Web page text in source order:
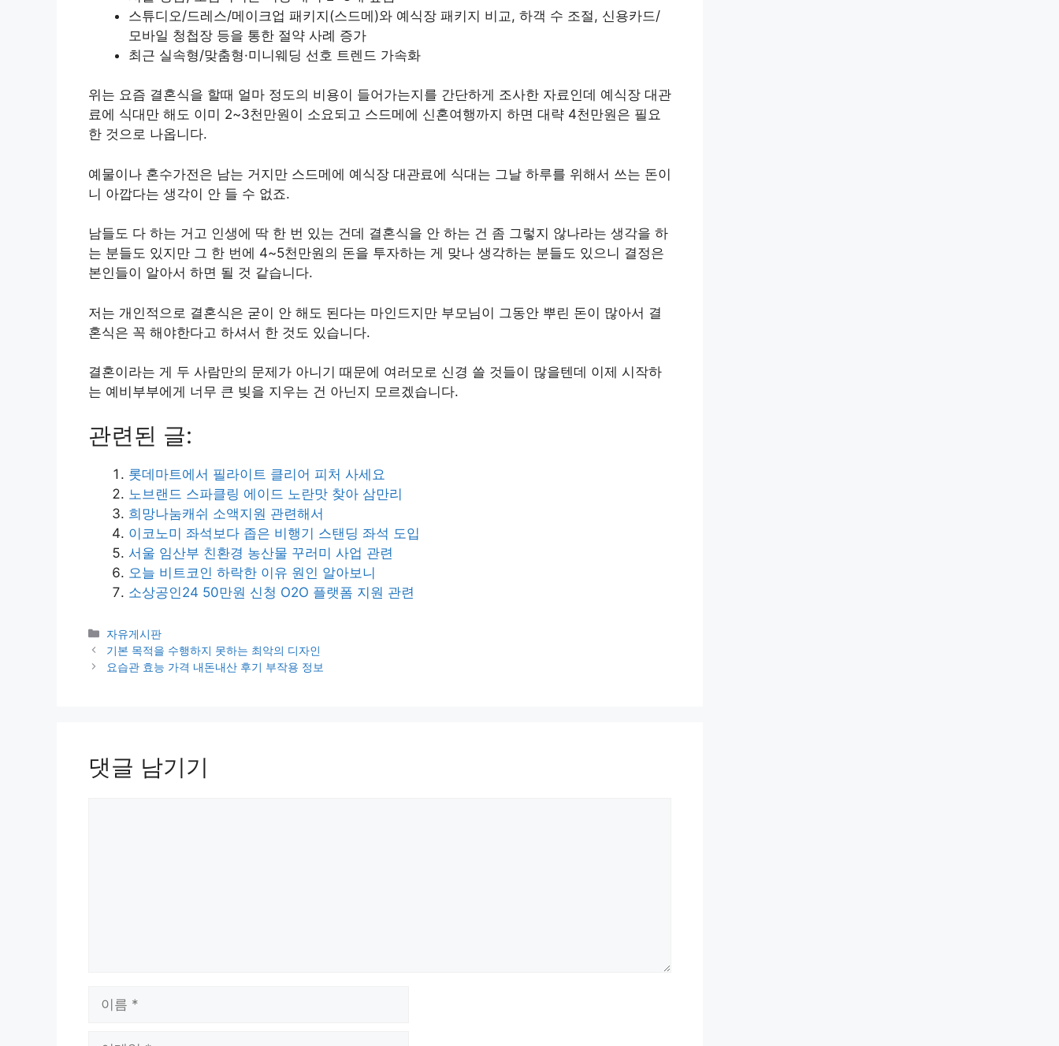
스튜디오/드레스/메이크업 패키지(스드메)와 예식장 패키지 비교, 하객 수 조절, 신용카드/
모바일 청첩장 등을 통한 절약 사례 증가
최근 실속형/맞춤형·미니웨딩 선호 트렌드 가속화
위는 요즘 결혼식을 할때 얼마 정도의 비용이 들어가는지를 간단하게 조사한 자료인데 예식장 대관
료에 식대만 해도 이미 2~3천만원이 소요되고 스드메에 신혼여행까지 하면 대략 4천만원은 필요
한 것으로 나옵니다.
예물이나 혼수가전은 남는 거지만 스드메에 예식장 대관료에 식대는 그날 하루를 위해서 쓰는 돈이
니 아깝다는 생각이 안 들 수 없죠.
남들도 다 하는 거고 인생에 딱 한 번 있는 건데 결혼식을 안 하는 건 좀 그렇지 않나라는 생각을 하
는 분들도 있지만 그 한 번에 4~5천만원의 돈을 투자하는 게 맞나 생각하는 분들도 있으니 결정은
본인들이 알아서 하면 될 것 같습니다.
저는 개인적으로 결혼식은 굳이 안 해도 된다는 마인드지만 부모님이 그동안 뿌린 돈이 많아서 결
혼식은 꼭 해야한다고 하셔서 한 것도 있습니다.
결혼이라는 게 두 사람만의 문제가 아니기 때문에 여러모로 신경 쓸 것들이 많을텐데 이제 시작하
는 예비부부에게 너무 큰 빚을 지우는 건 아닌지 모르겠습니다.
관련된 글:
롯데마트에서 필라이트 클리어 피처 사세요
노브랜드 스파클링 에이드 노란맛 찾아 삼만리
희망나눔캐쉬 소액지원 관련해서
이코노미 좌석보다 좁은 비행기 스탠딩 좌석 도입
서울 임산부 친환경 농산물 꾸러미 사업 관련
오늘 비트코인 하락한 이유 원인 알아보니
소상공인24 50만원 신청 O2O 플랫폼 지원 관련
카
테
고
자유게시판
기본 목적을 수행하지 못하는 최악의 디자인
요습관 효능 가격 내돈내산 후기 부작용 정보
댓글 남기기